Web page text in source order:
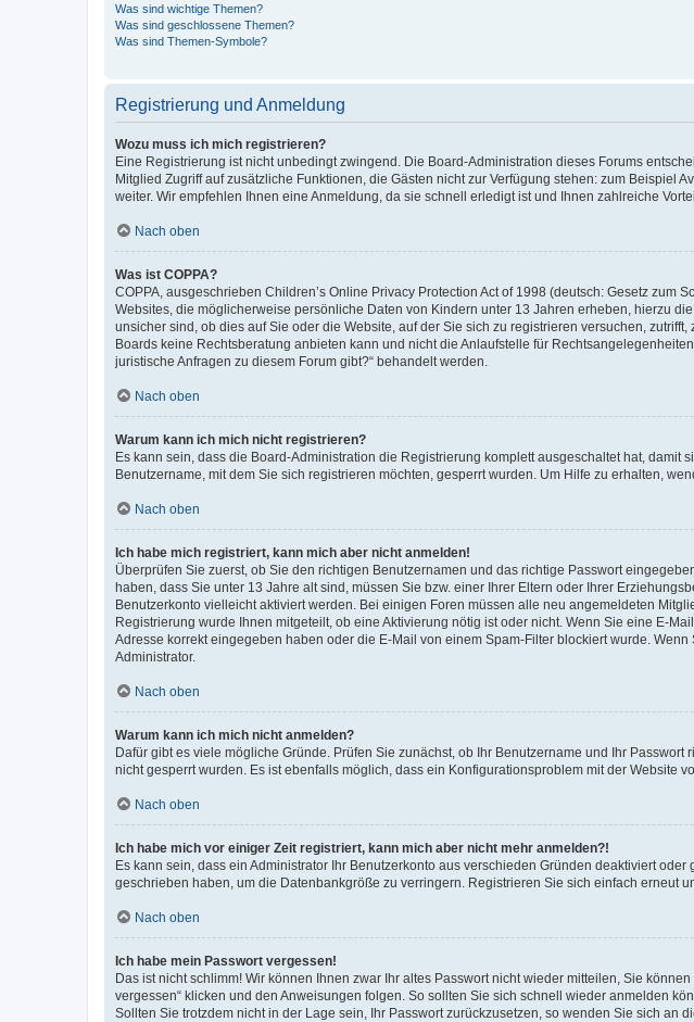
Was sind wichtige Themen?
Was sind geschlossene Themen?
Was sind Themen-Symbole?
Registrierung und Anmeldung
Wozu muss ich mich registrieren?
Eine Registrierung ist nicht unbedingt zwingend. Die Board-Administration dieses Forums
Mitglied Zugriff auf zusätzliche Funktionen, die Gästen nicht zur Verfügung stehen: zum Beispiel
weiter. Wir empfehlen Ihnen eine Anmeldung, da sie schnell erledigt ist und Ihnen zahlreiche
Nach oben
Was ist COPPA?
COPPA, ausgeschrieben Children’s Online Privacy Protection Act of 1998 (deutsch: Gesetz
Websites, die möglicherweise persönliche Daten von Kindern unter 13 Jahren erheben, hierzu
unsicher sind, ob dies auf Sie oder die Website, auf der Sie sich zu registrieren versuchen,
Boards keine Rechtsberatung anbieten kann und nicht die Anlaufstelle für
juristische Anfragen zu diesem Forum gibt?“ behandelt werden.
Nach oben
Warum kann ich mich nicht registrieren?
Es kann sein, dass die Board-Administration die Registrierung komplett ausgeschaltet hat,
Benutzername, mit dem Sie sich registrieren möchten, gesperrt wurden. Um Hilfe zu erhalten,
Nach oben
Ich habe mich registriert, kann mich aber nicht anmelden!
Überprüfen Sie zuerst, ob Sie den richtigen Benutzernamen und das richtige Passwort
haben, dass Sie unter 13 Jahre alt sind, müssen Sie bzw. einer Ihrer Eltern oder Ihrer
Benutzerkonto vielleicht aktiviert werden. Bei einigen Foren müssen alle neu angemeldeten
Registrierung wurde Ihnen mitgeteilt, ob eine Aktivierung nötig ist oder nicht. Wenn Sie eine E-
Adresse korrekt eingegeben haben oder die E-Mail von einem Spam-Filter blockiert wurde.
Administrator.
Nach oben
Warum kann ich mich nicht anmelden?
Dafür gibt es viele mögliche Gründe. Prüfen Sie zunächst, ob Ihr Benutzername und Ihr
nicht gesperrt wurden. Es ist ebenfalls möglich, dass ein Konfigurationsproblem mit der Website
Nach oben
Ich habe mich vor einiger Zeit registriert, kann mich aber nicht mehr anmelden?!
Es kann sein, dass ein Administrator Ihr Benutzerkonto aus verschieden Gründen deaktiviert
geschrieben haben, um die Datenbankgröße zu verringern. Registrieren Sie sich einfach erneut
Nach oben
Ich habe mein Passwort vergessen!
Das ist nicht schlimm! Wir können Ihnen zwar Ihr altes Passwort nicht wieder mitteilen, Sie
vergessen“ klicken und den Anweisungen folgen. So sollten Sie sich schnell wieder anmelden
Sollten Sie trotzdem nicht in der Lage sein, Ihr Passwort zurückzusetzen, so wenden Sie sich an